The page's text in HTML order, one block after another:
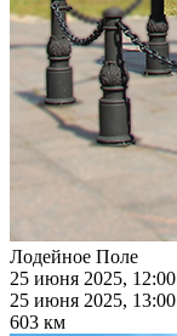
Лодейное Поле
25 июня 2025, 12:00
25 июня 2025, 13:00
603 км